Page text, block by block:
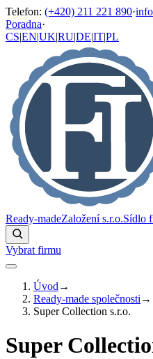
Telefon: (+420) 211 221 890·
Poradna·
CS|EN|UK|RU|DE|IT|PL
Ready-madeZaložení s.r.o.Sídlo
Vybrat firmu
Úvod →
Ready-made společnosti →
Super Collection s.r.o.
Super